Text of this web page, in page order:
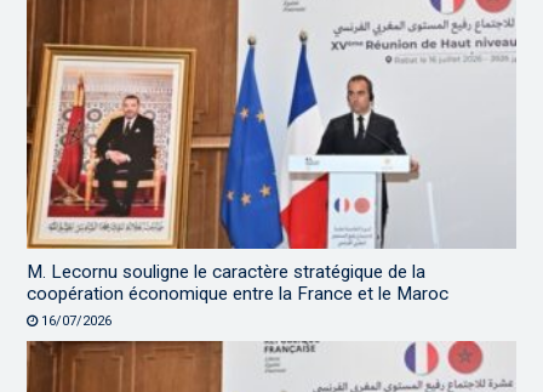
M. Lecornu souligne le caractère stratégique de la
coopération économique entre la France et le Maroc
16/07/2026